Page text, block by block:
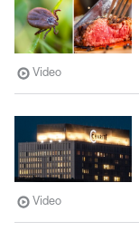
Video
Video